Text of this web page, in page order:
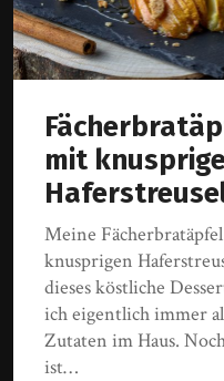
mit
Meine
knusprigen
dieses köstliche
ich eigentlich immer
Zutaten im Haus.
ist…